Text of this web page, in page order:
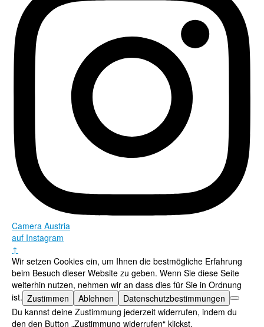
Camera Austria
auf Instagram
↑
Wir setzen Cookies ein, um Ihnen die bestmögliche Erfahrung
beim Besuch dieser Website zu geben. Wenn Sie diese Seite
weiterhin nutzen, nehmen wir an dass dies für Sie in Ordnung
ist. Zustimmen Ablehnen
Datenschutzbestimmungen
Du kannst deine Zustimmung jederzeit widerrufen, indem du
den den Button „Zustimmung widerrufen“ klickst.